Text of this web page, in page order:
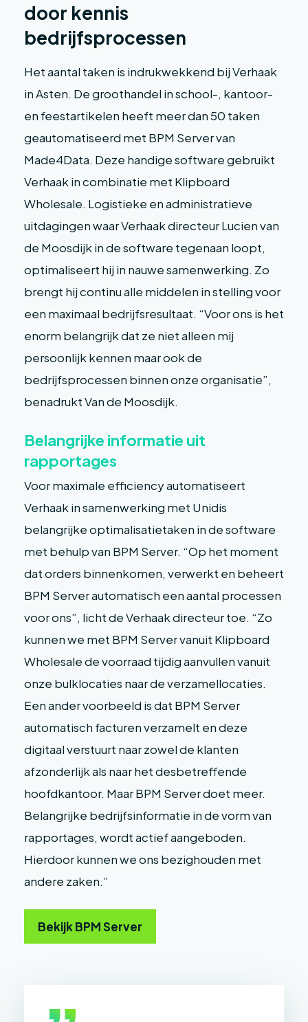
door kennis
bedrijfsprocessen
Het aantal taken is indrukwekkend bij Verhaak
in Asten. De groothandel in school-, kantoor-
en feestartikelen heeft meer dan 50 taken
geautomatiseerd met BPM Server van
Made4Data. Deze handige software gebruikt
Verhaak in combinatie met Klipboard
Wholesale. Logistieke en administratieve
uitdagingen waar Verhaak directeur Lucien van
de Moosdijk in de software tegenaan loopt,
optimaliseert hij in nauwe samenwerking. Zo
brengt hij continu alle middelen in stelling voor
een maximaal bedrijfsresultaat. “Voor ons is het
enorm belangrijk dat ze niet alleen mij
persoonlijk kennen maar ook de
bedrijfsprocessen binnen onze organisatie”,
benadrukt Van de Moosdijk.
Belangrijke informatie uit
rapportages
Voor maximale efficiency automatiseert
Verhaak in samenwerking met Unidis
belangrijke optimalisatietaken in de software
met behulp van BPM Server. “Op het moment
dat orders binnenkomen, verwerkt en beheert
BPM Server automatisch een aantal processen
voor ons”, licht de Verhaak directeur toe. “Zo
kunnen we met BPM Server vanuit Klipboard
Wholesale de voorraad tijdig aanvullen vanuit
onze bulklocaties naar de verzamellocaties.
Een ander voorbeeld is dat BPM Server
automatisch facturen verzamelt en deze
digitaal verstuurt naar zowel de klanten
afzonderlijk als naar het desbetreffende
hoofdkantoor. Maar BPM Server doet meer.
Belangrijke bedrijfsinformatie in de vorm van
rapportages, wordt actief aangeboden.
Hierdoor kunnen we ons bezighouden met
andere zaken.”
Bekijk BPM Server